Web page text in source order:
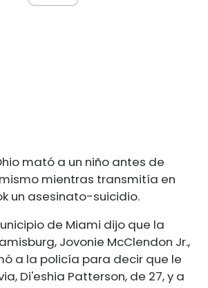
mató a un niño antes de
mientras transmitía en
un asesinato-suicidio.
de Miami dijo que la
Jovonie McClendon Jr.,
a la policía para decir que le
Di'eshia Patterson, de 27, y a